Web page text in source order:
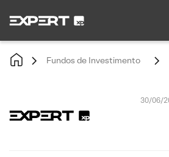
Fundos de Investimento
30/06/